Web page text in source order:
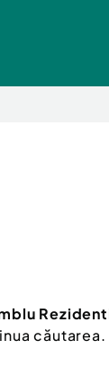
căutarea.